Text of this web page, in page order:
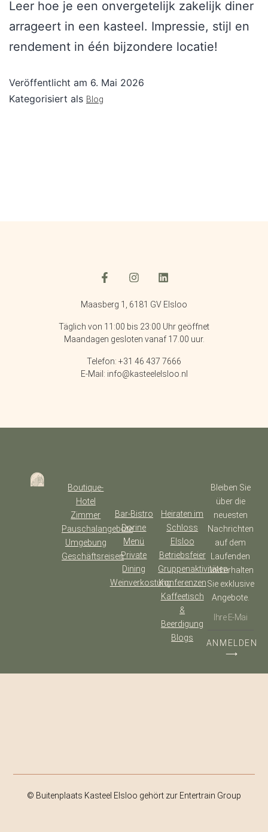
Leer hoe je een onvergetelijk zakelijk diner
arrageert in een kasteel. Impressie, stijl en
rendement in één bijzondere locatie!
Veröffentlicht am 6. Mai 2026
Kategorisiert als Blog
Maasberg 1, 6181 GV Elsloo
Täglich von 11:00 bis 23:00 Uhr geöffnet
Maandagen gesloten vanaf 17.00 uur.
Telefon: +31 46 437 7666
E-Mail: info@kasteelelsloo.nl
Boutique-
Hotel
Zimmer
Pauschalangebote
Umgebung
Geschäftsreisen
Bar-Bistro
Dorine
Menü
Private
Dining
Weinverkostung
Heiraten im
Schloss
Elsloo
Betriebsfeier
Gruppenaktivitäten
Konferenzen
Kaffeetisch
&
Beerdigung
Blogs
Bleiben Sie
über die
neuesten
Nachrichten
auf dem
Laufenden
und erhalten
Sie exklusive
Angebote.
ANMELDEN
⟶
© Buitenplaats Kasteel Elsloo gehört zur Entertrain Group